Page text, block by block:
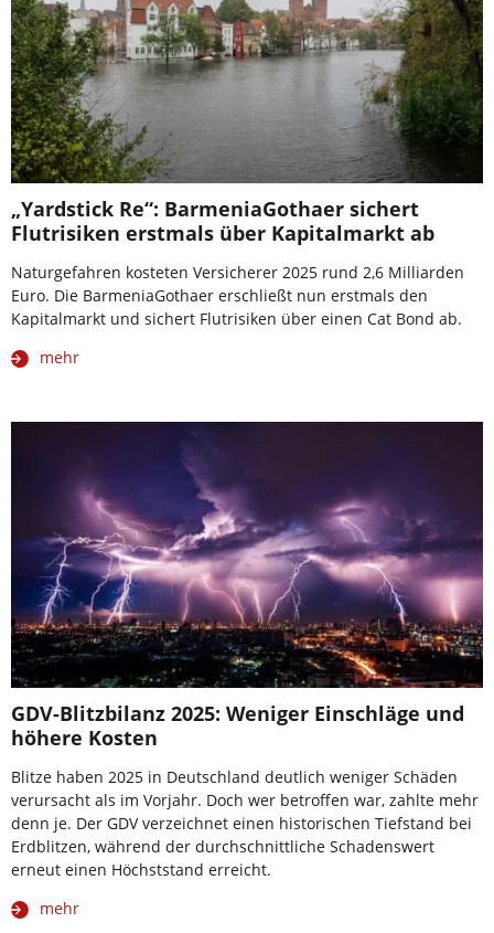
„Yardstick Re“: BarmeniaGothaer sichert
Flutrisiken erstmals über Kapitalmarkt ab
Naturgefahren kosteten Versicherer 2025 rund 2,6 Milliarden
Euro. Die BarmeniaGothaer erschließt nun erstmals den
Kapitalmarkt und sichert Flutrisiken über einen Cat Bond ab.
mehr
GDV-Blitzbilanz 2025: Weniger Einschläge und
höhere Kosten
Blitze haben 2025 in Deutschland deutlich weniger Schäden
verursacht als im Vorjahr. Doch wer betroffen war, zahlte mehr
denn je. Der GDV verzeichnet einen historischen Tiefstand bei
Erdblitzen, während der durchschnittliche Schadenswert
erneut einen Höchststand erreicht.
mehr